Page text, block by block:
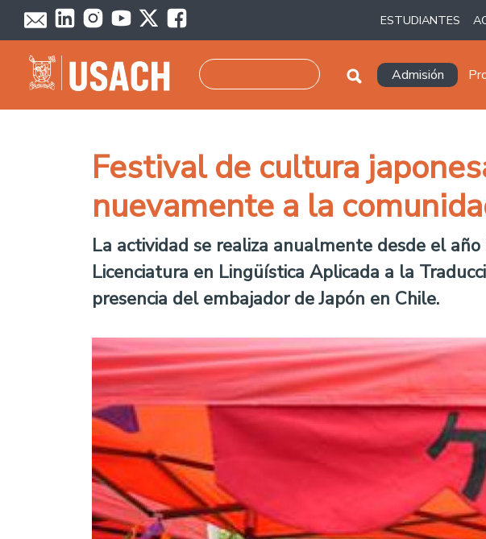
Pasar al contenido principal
ESTUDIANTES
Navegación
Admisión
Festival de cultura
nuevamente a la
La actividad se realiza anualmente desde el
Licenciatura en Lingüística Aplicada a la
presencia del embajador de Japón en Chile.